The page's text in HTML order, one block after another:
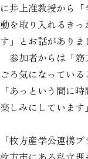
に井上准教授から
動を取り入れるき
す」とお話がありま
参加者からは「筋
ごろ気になっている
「あっという間に
楽しみにしています
「枚方産学公連携